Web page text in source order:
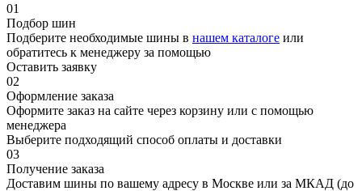
01
Подбор шин
Подберите необходимые шины в нашем каталоге или
обратитесь к менеджеру за помощью
Оставить заявку
02
Оформление заказа
Оформите заказ на сайте через корзину или с помощью
менеджера
Выберите подходящий способ оплаты и доставки
03
Получение заказа
Доставим шины по вашему адресу в Москве или за МКАД (до